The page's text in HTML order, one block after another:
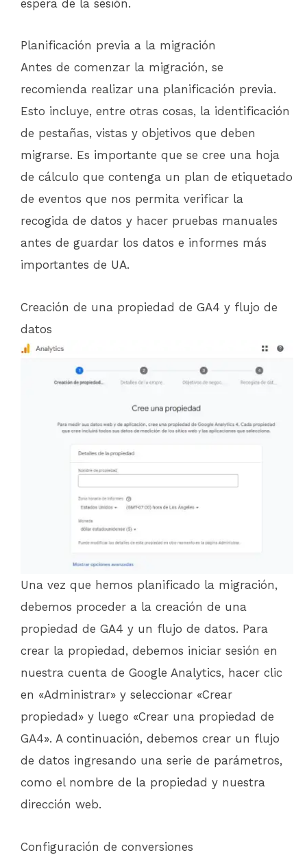
espera de la sesión.
Planificación previa a la migración
Antes de comenzar la migración, se
recomienda realizar una planificación previa.
Esto incluye, entre otras cosas, la identificación
de pestañas, vistas y objetivos que deben
migrarse. Es importante que se cree una hoja
de cálculo que contenga un plan de etiquetado
de eventos que nos permita verificar la
recogida de datos y hacer pruebas manuales
antes de guardar los datos e informes más
importantes de UA.
Creación de una propiedad de GA4 y flujo de
datos
Una vez que hemos planificado la migración,
debemos proceder a la creación de una
propiedad de GA4 y un flujo de datos. Para
crear la propiedad, debemos iniciar sesión en
nuestra cuenta de Google Analytics, hacer clic
en «Administrar» y seleccionar «Crear
propiedad» y luego «Crear una propiedad de
GA4». A continuación, debemos crear un flujo
de datos ingresando una serie de parámetros,
como el nombre de la propiedad y nuestra
dirección web.
Configuración de conversiones